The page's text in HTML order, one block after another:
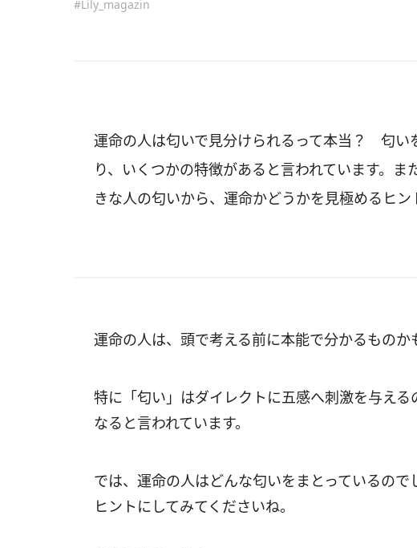
#Lily_magazin
運命の人は匂いで見分けられるって本当？ 匂い
り、いくつかの特徴があると言われています。
きな人の匂いから、運命かどうかを見極めるヒン
運命の人は、頭で考える前に本能で分かるものか
特に「匂い」はダイレクトに五感へ刺激を与え
なると言われています。
では、運命の人はどんな匂いをまとっているの
ヒントにしてみてくださいね。